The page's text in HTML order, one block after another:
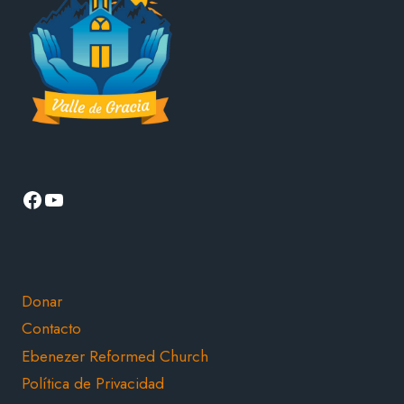
Facebook
YouTube
Donar
Contacto
Ebenezer Reformed Church
Política de Privacidad